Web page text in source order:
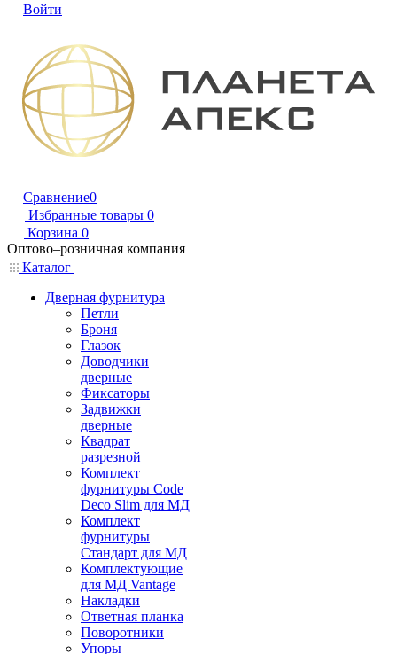
Войти
Сравнение0
Избранные товары 0
Корзина 0
Оптово–розничная компания
Каталог
Дверная фурнитура
Петли
Броня
Глазок
Доводчики
дверные
Фиксаторы
Задвижки
дверные
Квадрат
разрезной
Комплект
фурнитуры Code
Deco Slim для МД
Комплект
фурнитуры
Стандарт для МД
Комплектующие
для МД Vantage
Накладки
Ответная планка
Поворотники
Упоры